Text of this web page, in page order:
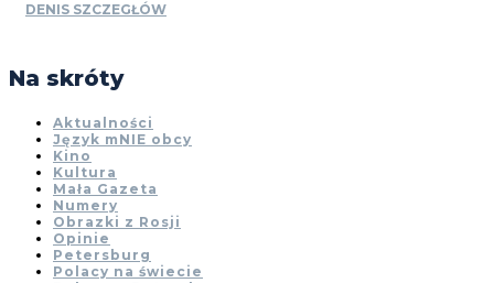
DENIS SZCZEGŁÓW
Na skróty
Aktualności
Język mNIE obcy
Kino
Kultura
Mała Gazeta
Numery
Obrazki z Rosji
Opinie
Petersburg
Polacy na świecie